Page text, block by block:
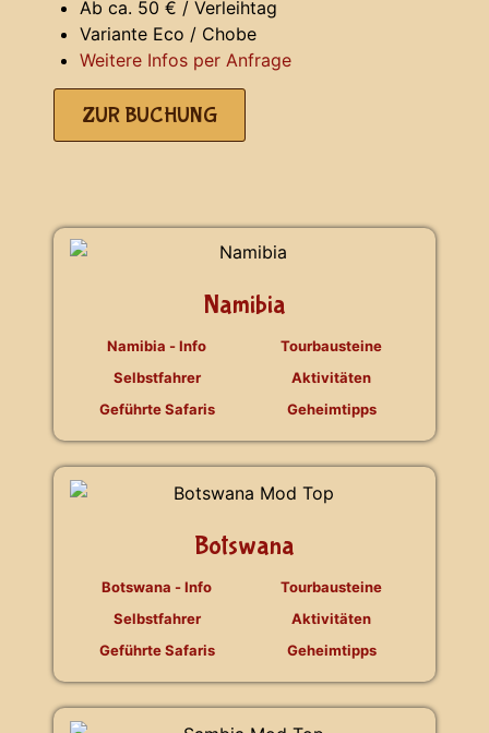
Ab ca. 50 € / Verleihtag
Variante Eco / Chobe
Weitere Infos per Anfrage
ZUR BUCHUNG
Namibia
Namibia - Info
Selbstfahrer
Geführte Safaris
Tourbausteine
Aktivitäten
Geheimtipps
Botswana
Botswana - Info
Selbstfahrer
Geführte Safaris
Tourbausteine
Aktivitäten
Geheimtipps